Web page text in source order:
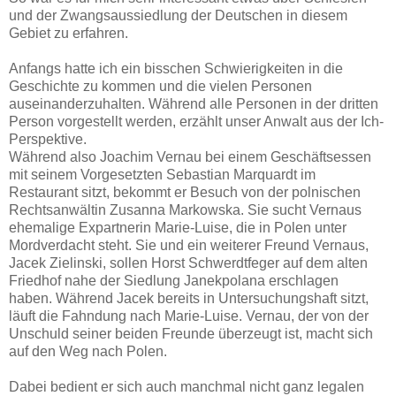
und der Zwangsaussiedlung der Deutschen in diesem
Gebiet zu erfahren.
Anfangs hatte ich ein bisschen Schwierigkeiten in die
Geschichte zu kommen und die vielen Personen
auseinanderzuhalten. Während alle Personen in der dritten
Person vorgestellt werden, erzählt unser Anwalt aus der Ich-
Perspektive.
Während also Joachim Vernau bei einem Geschäftsessen
mit seinem Vorgesetzten Sebastian Marquardt im
Restaurant sitzt, bekommt er Besuch von der polnischen
Rechtsanwältin Zusanna Markowska. Sie sucht Vernaus
ehemalige Expartnerin Marie-Luise, die in Polen unter
Mordverdacht steht. Sie und ein weiterer Freund Vernaus,
Jacek Zielinski, sollen Horst Schwerdtfeger auf dem alten
Friedhof nahe der Siedlung Janekpolana erschlagen
haben. Während Jacek bereits in Untersuchungshaft sitzt,
läuft die Fahndung nach Marie-Luise. Vernau, der von der
Unschuld seiner beiden Freunde überzeugt ist, macht sich
auf den Weg nach Polen.
Dabei bedient er sich auch manchmal nicht ganz legalen